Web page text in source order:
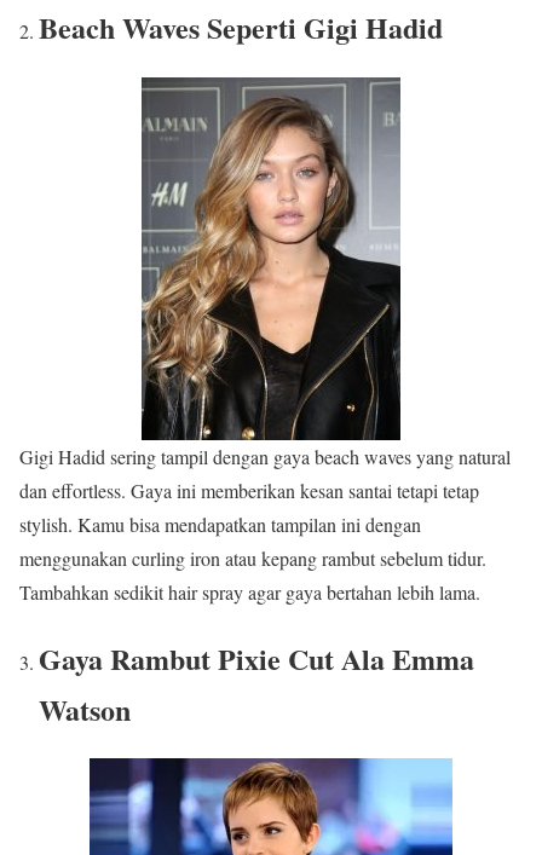
Beach Waves Seperti Gigi Hadid
Gigi Hadid sering tampil dengan gaya beach waves yang natural
dan effortless. Gaya ini memberikan kesan santai tetapi tetap
stylish. Kamu bisa mendapatkan tampilan ini dengan
menggunakan curling iron atau kepang rambut sebelum tidur.
Tambahkan sedikit hair spray agar gaya bertahan lebih lama.
Gaya RambutPixie Cut Ala Emma
Watson